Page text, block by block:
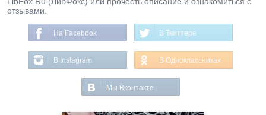
отзывами.
На Facebook В Твиттере
В Instagram В Одноклассниках
Мы Вконтакте